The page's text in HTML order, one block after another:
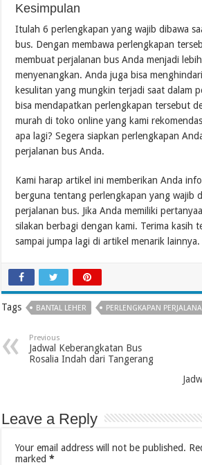
Kesimpulan
Itulah 6 perlengkapan yang wajib dibawa
bus. Dengan membawa perlengkapan
membuat perjalanan bus Anda menjadi
menyenangkan. Anda juga bisa
kesulitan yang mungkin terjadi saat dalam
bisa mendapatkan perlengkapan tersebut
murah di toko online yang kami
apa lagi? Segera siapkan perlengkapan
perjalanan bus Anda.
Kami harap artikel ini memberikan Anda
berguna tentang perlengkapan yang wajib
perjalanan bus. Jika Anda memiliki
silakan berbagi dengan kami. Terima kasih
sampai jumpa lagi di artikel menarik lainnya.
Tags BANTAL LEHER PERLENGKAPAN
Previous
Jadwal Keberangkatan Bus
Rosalia Indah dari Tangerang
Leave a Reply
Your email address will not be published.
marked*